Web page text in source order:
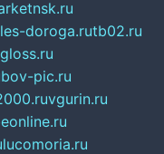
doroga.rutb02.ru
pic.ru
vgurin.ru
lucomoria.ru